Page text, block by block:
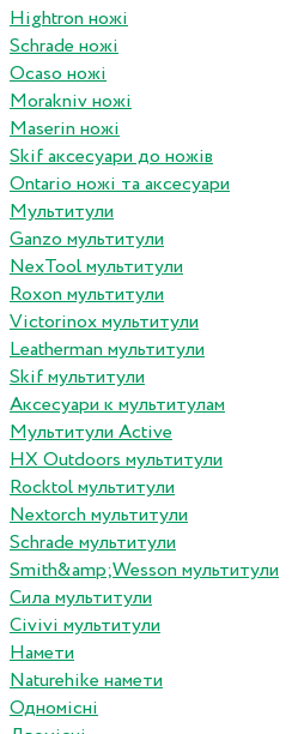
Hightron ножі
Schrade ножі
Ocaso ножі
Morakniv ножі
Maserin ножі
Skif аксесуари до ножів
Ontario ножі та аксесуари
Мультитули
Ganzo мультитули
NexTool мультитули
Roxon мультитули
Victorinox мультитули
Leatherman мультитули
Skif мультитули
Аксесуари к мультитулам
Мультитули Active
HX Outdoors мультитули
Rocktol мультитули
Nextorch мультитули
Schrade мультитули
Smith&amp;Wesson мультитули
Сила мультитули
Civivi мультитули
Намети
Naturehike намети
Одномісні